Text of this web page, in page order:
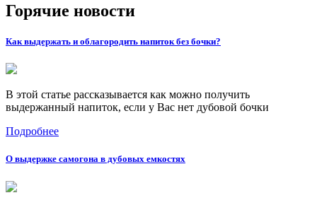
Горячие новости
Как выдержать и облагородить напиток без бочки?
В этой статье рассказывается как можно получить
выдержанный напиток, если у Вас нет дубовой бочки
Подробнее
О выдержке самогона в дубовых емкостях